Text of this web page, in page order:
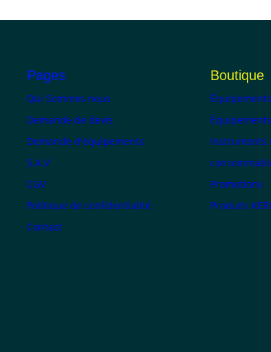
Pages
Qui Sommes nous
Demande de devis
Demande d'équipements
S.A.V
CGV
Politique de confidentialité
Contact
Boutique
Instruments
Promotions
Produits